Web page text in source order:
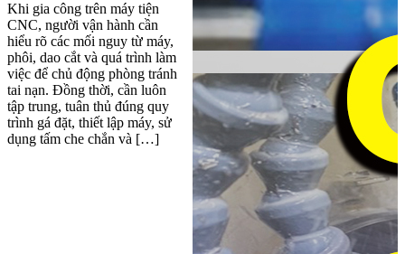
Khi gia công trên máy tiện
CNC, người vận hành cần
hiểu rõ các mối nguy từ máy,
phôi, dao cắt và quá trình làm
việc để chủ động phòng tránh
tai nạn. Đồng thời, cần luôn
tập trung, tuân thủ đúng quy
trình gá đặt, thiết lập máy, sử
dụng tấm che chắn và […]